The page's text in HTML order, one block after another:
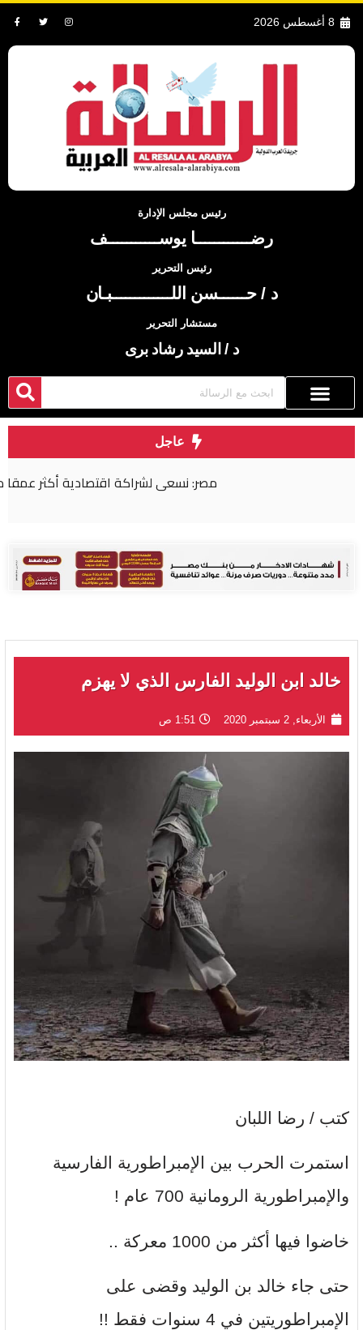
8 أغسطس 2026
رئيس مجلس الإدارة
رضــــــــــــا يوســـــــــــف
رئيس التحرير
د / حــــــسن اللـــــــــــــبـان
مستشار التحرير
د / السيد رشاد برى
عاجل
مصر: نسعى لشراكة اقتصادية أكثر عمقا مع روسيا
خالد ابن الوليد الفارس الذي لا يهزم
الأربعاء, 2 سبتمبر 2020 1:51 ص
كتب / رضا اللبان
استمرت الحرب بين الإمبراطورية الفارسية
والإمبراطورية الرومانية 700 عام !
خاضوا فيها أكثر من 1000 معركة ..
حتى جاء خالد بن الوليد وقضى على
الإمبراطوريتين في 4 سنوات فقط !!